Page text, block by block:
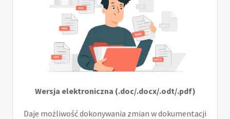
Wersja elektroniczna (.doc/.docx/.odt/.pdf)
Daje możliwość dokonywania zmian w dokumentacji